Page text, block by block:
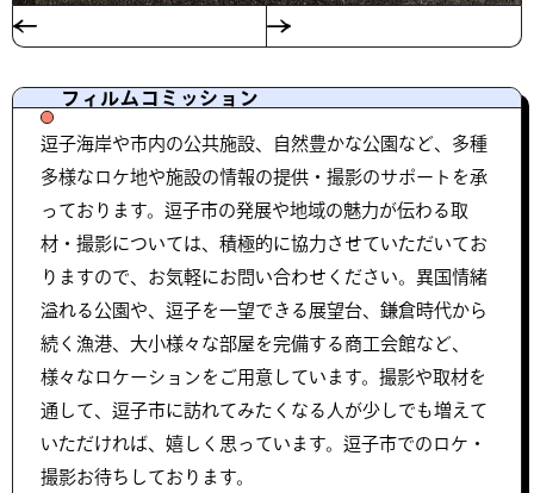
フィルムコミッション
逗子海岸や市内の公共施設、自然豊かな公園など、多種
多様なロケ地や施設の情報の提供・撮影のサポートを承
っております。逗子市の発展や地域の魅力が伝わる取
材・撮影については、積極的に協力させていただいてお
りますので、お気軽にお問い合わせください。異国情緒
溢れる公園や、逗子を一望できる展望台、鎌倉時代から
続く漁港、大小様々な部屋を完備する商工会館など、
様々なロケーションをご用意しています。撮影や取材を
通して、逗子市に訪れてみたくなる人が少しでも増えて
いただければ、嬉しく思っています。逗子市でのロケ・
撮影お待ちしております。